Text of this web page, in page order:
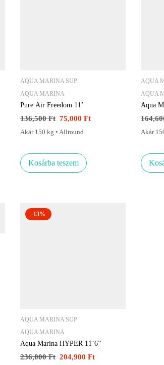
AQUA MARINA SUP
AQUA MARINA
Pure Air Freedom 11’
136,500Ft 75,000Ft
Akár 150 kg • Allround
Kosárba teszem
AQUA
AQUA
Aqua
Akár
-13%
AQUA MARINA SUP
AQUA MARINA
Aqua Marina HYPER 11’6”
236,000Ft 204,900Ft